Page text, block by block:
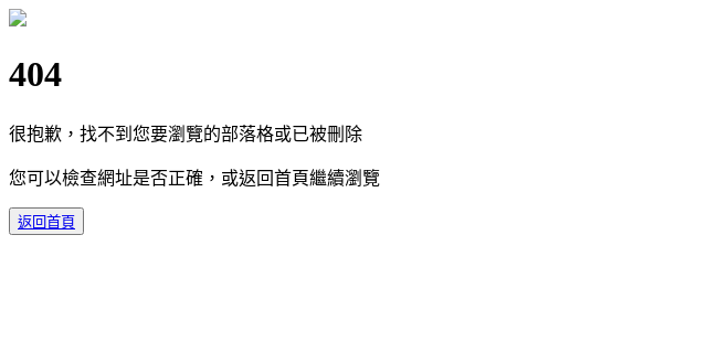
404
很抱歉，找不到您要瀏覽的部落格或已被刪除
您可以檢查網址是否正確，或返回首頁繼續瀏覽
返回首頁